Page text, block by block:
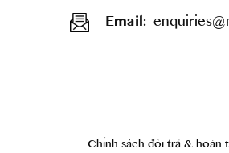
Email:
Chính sách đổi trả & hoàn